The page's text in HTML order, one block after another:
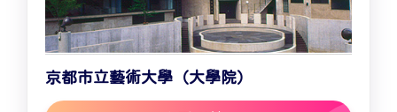
京都市立藝術大學（大學院）